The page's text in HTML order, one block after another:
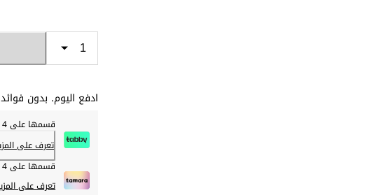
ادفع اليوم. بدون فوائد
قسمها على 4 دفعات شهرية بقيمة
تعرف على
قسمها على 4 دفعات شهرية بقيمة
تعرف على